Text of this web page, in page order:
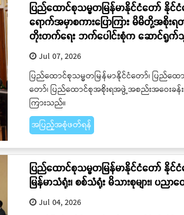
ပြည်ထောင်စုသမ္မတမြန်မာနိုင်ငံတော်
ရောက်အမှာစကားပြောကြား မိမိတို့အစို
တိုးတက်ရေး ဘက်ပေါင်းစုံက ဆောင်ရွက်
Jul 07, 2026
ပြည်ထောင်စုသမ္မတမြန်မာနိုင်ငံတော်၊ ပြည်
တော်၊ ပြည်ထောင်စုအစိုးရအဖွဲ့အစည်းအဝေးခန်
ကြားသည်။
အပြည့်အစုံဖတ်ရန်
ပြည်ထောင်စုသမ္မတမြန်မာနိုင်ငံတော်
မြန်မာသံရုံး၊ စစ်သံရုံး မိသားစုများ၊ ပည
Jul 04, 2026